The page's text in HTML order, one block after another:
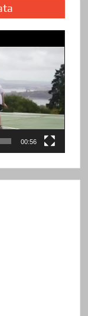
00:56